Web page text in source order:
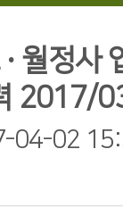
월정사
2017/
04-02